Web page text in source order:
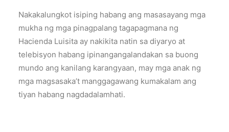
Nakakalungkot isiping habang ang masasayang mga
mukha ng mga pinagpalang tagapagmana ng
Hacienda Luisita ay nakikita natin sa diyaryo at
telebisyon habang ipinangangalandakan sa buong
mundo ang kanilang karangyaan, may mga anak ng
mga magsasaka’t manggagawang kumakalam ang
tiyan habang nagdadalamhati.